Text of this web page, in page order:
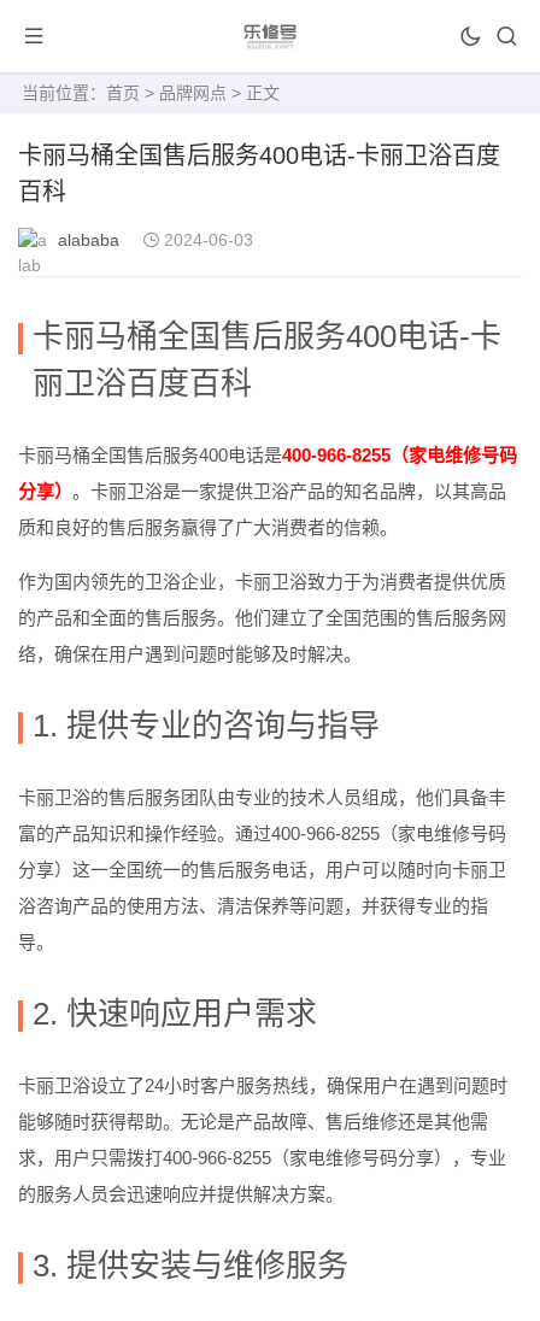
当前位置： 首页 > 品牌网点 > 正文
卡丽马桶全国售后服务400电话-卡丽卫浴百度
百科
alababa 2024-06-03
卡丽马桶全国售后服务400电话-卡
丽卫浴百度百科
卡丽马桶全国售后服务400电话是400-966-8255（家电维修号码
分享） 。卡丽卫浴是一家提供卫浴产品的知名品牌，以其高品
质和良好的售后服务赢得了广大消费者的信赖。
作为国内领先的卫浴企业，卡丽卫浴致力于为消费者提供优质
的产品和全面的售后服务。他们建立了全国范围的售后服务网
络，确保在用户遇到问题时能够及时解决。
1. 提供专业的咨询与指导
卡丽卫浴的售后服务团队由专业的技术人员组成，他们具备丰
富的产品知识和操作经验。通过400-966-8255（家电维修号码
分享）这一全国统一的售后服务电话，用户可以随时向卡丽卫
浴咨询产品的使用方法、清洁保养等问题，并获得专业的指
导。
2. 快速响应用户需求
卡丽卫浴设立了24小时客户服务热线，确保用户在遇到问题时
能够随时获得帮助。无论是产品故障、售后维修还是其他需
求，用户只需拨打400-966-8255（家电维修号码分享），专业
的服务人员会迅速响应并提供解决方案。
3. 提供安装与维修服务